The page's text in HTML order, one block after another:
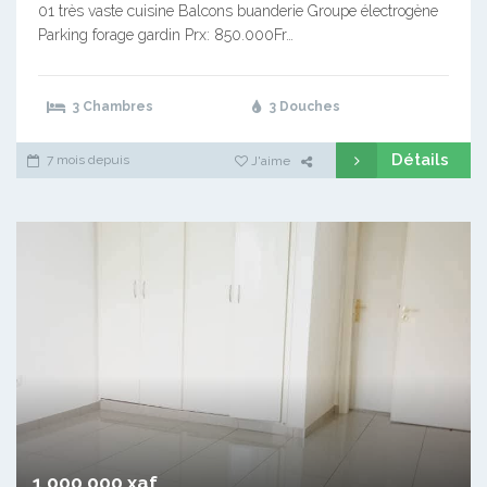
01 très vaste cuisine Balcons buanderie Groupe électrogène
Parking forage gardin Prx: 850.000Fr…
3 Chambres 3 Douches
7 mois depuis J'aime Détails
1 000 000 xaf